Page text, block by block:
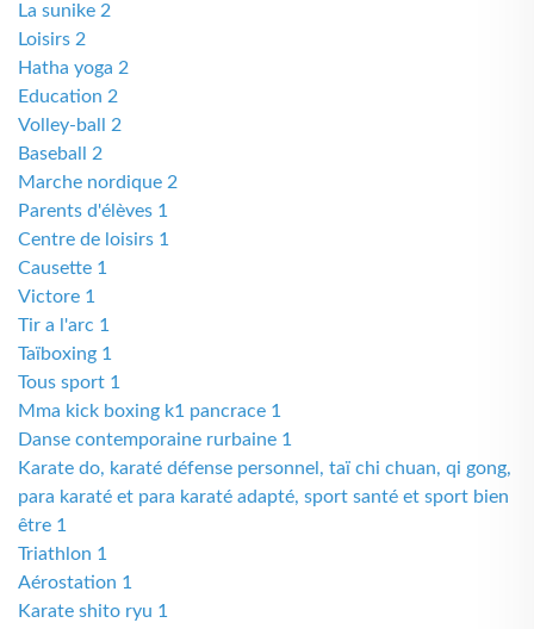
La sunike 2
Loisirs 2
Hatha yoga 2
Education 2
Volley-ball 2
Baseball 2
Marche nordique 2
Parents d'élèves 1
Centre de loisirs 1
Causette 1
Victore 1
Tir a l'arc 1
Taïboxing 1
Tous sport 1
Mma kick boxing k1 pancrace 1
Danse contemporaine rurbaine 1
Karate do, karaté défense personnel, taï chi chuan, qi gong,
para karaté et para karaté adapté, sport santé et sport bien
être 1
Triathlon 1
Aérostation 1
Karate shito ryu 1